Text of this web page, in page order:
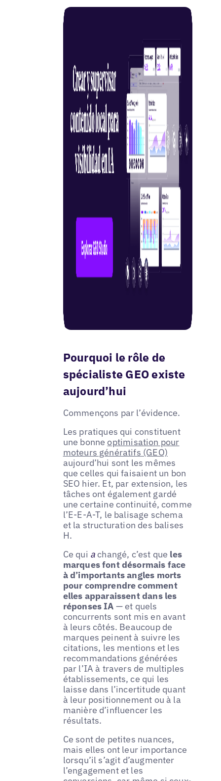
Pourquoi le rôle de
spécialiste GEO existe
aujourd’hui
Commençons par l’évidence.
Les pratiques qui constituent
une bonne optimisation pour
moteurs génératifs (GEO)
aujourd’hui sont les mêmes
que celles qui faisaient un bon
SEO hier. Et, par extension, les
tâches ont également gardé
une certaine continuité, comme
l’E-E-A-T, le balisage schema
et la structuration des balises
H.
Ce qui achangé, c’est que les
marques font désormais face
à d’importants angles morts
pour comprendre comment
elles apparaissent dans les
réponses IA — et quels
concurrents sont mis en avant
à leurs côtés. Beaucoup de
marques peinent à suivre les
citations, les mentions et les
recommandations générées
par l’IA à travers de multiples
établissements, ce qui les
laisse dans l’incertitude quant
à leur positionnement ou à la
manière d’influencer les
résultats.
Ce sont de petites nuances,
mais elles ont leur importance
lorsqu’il s’agit d’augmenter
l’engagement et les